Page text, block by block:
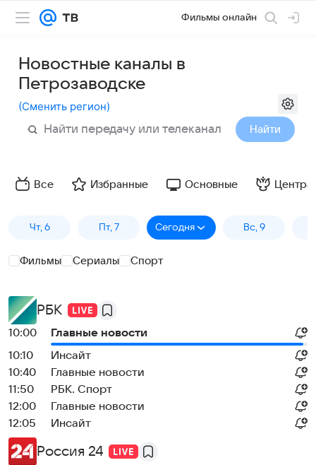
Фильмы онлайн
Новостные каналы в
Петрозаводске
(Сменить регион)
Найти
Все Избранные Основные
Чт, 6 Пт, 7 Сегодня Вс, 9
Фильмы Сериалы Спорт
РБК
10:00
Главные новости
10:10
Инсайт
10:40
Главные новости
11:50
РБК. Спорт
12:00
Главные новости
12:05
Инсайт
Россия 24